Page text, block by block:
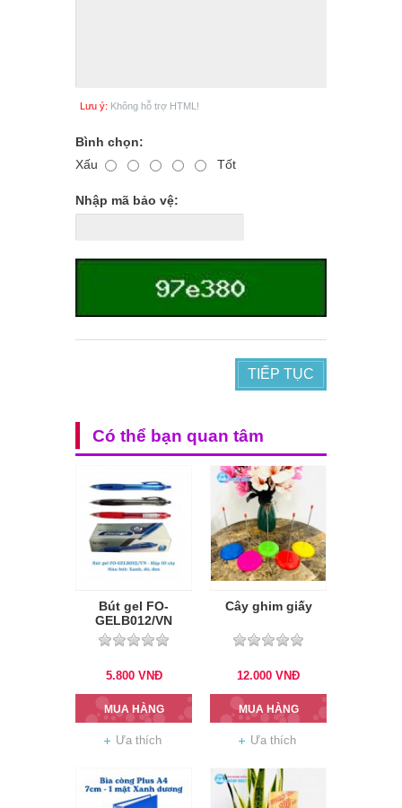
Lưu ý: Không hỗ trợ HTML!
Bình chọn:
Xấu
Tốt
Nhập mã bảo vệ:
TIẾP TỤC
Có thể bạn quan tâm
Bút gel FO-
GELB012/VN
5.800 VNĐ
MUA HÀNG
Ưa thích
Cây ghim giấy
12.000 VNĐ
MUA HÀNG
Ưa thích